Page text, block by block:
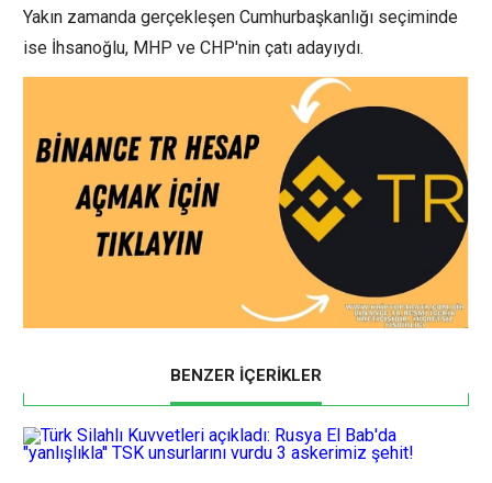
Yakın zamanda gerçekleşen Cumhurbaşkanlığı seçiminde
ise İhsanoğlu, MHP ve CHP'nin çatı adayıydı.
BENZER İÇERİKLER